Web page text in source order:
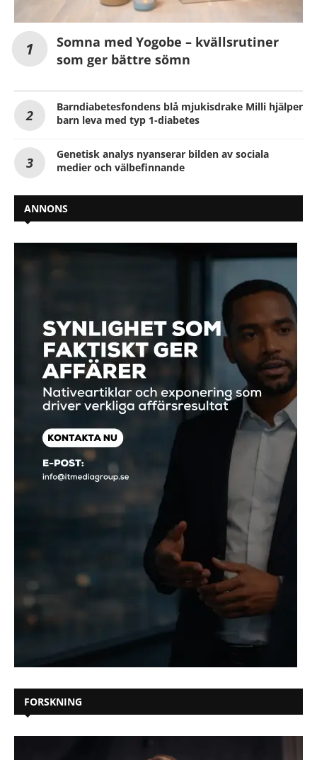
Somna med Yogobe – kvällsrutiner
som ger bättre sömn
Barndiabetesfondens blå mjukisdrake Milli hjälper
barn leva med typ 1-diabetes
Genetisk analys nyanserar bilden av sociala
medier och välbefinnande
ANNONS
FORSKNING